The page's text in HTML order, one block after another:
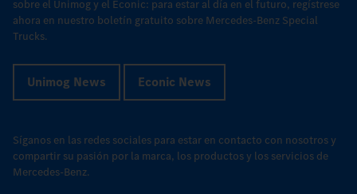
sobre el Unimog y el Econic: para estar al día en el futuro, regístrese
ahora en nuestro boletín gratuito sobre Mercedes-Benz Special
Trucks.
Unimog News Econic News
Síganos en las redes sociales para estar en contacto con nosotros y
compartir su pasión por la marca, los productos y los servicios de
Mercedes-Benz.